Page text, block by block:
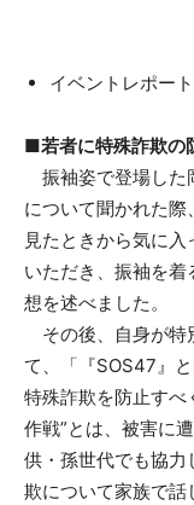
イベントレポート
■若者に特殊詐欺の
振袖姿で登場した
について聞かれた
見たときから気に
いただき、振袖を
想を述べました。
その後、自身が特
て、「『SOS47』
特殊詐欺を防止すべ
作戦”とは、被害に
供・孫世代でも協
欺について家族で